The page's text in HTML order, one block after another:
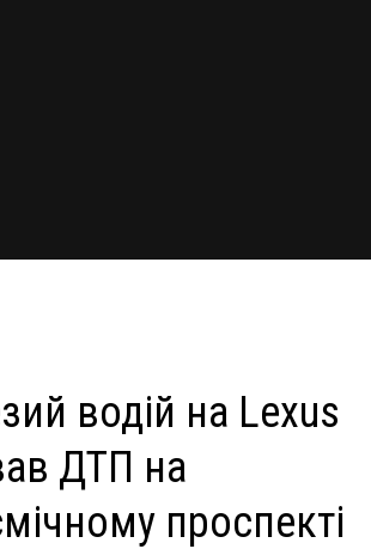
водій на Lexus
ДТП на
проспекті